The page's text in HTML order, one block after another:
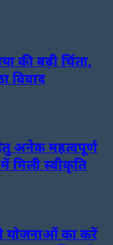
की बढ़ी चिंता,
विवाद
अनेक महत्वपूर्ण
मिली स्वीकृति
योजनाओं का करें